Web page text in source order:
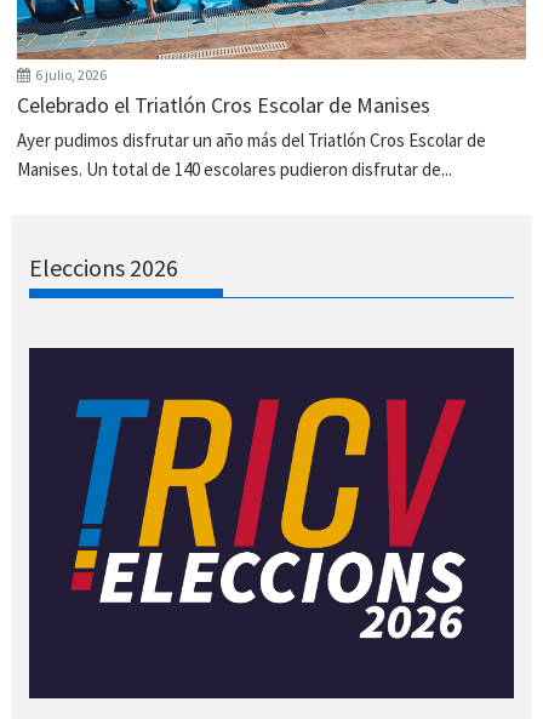
6 julio, 2026
Celebrado el Triatlón Cros Escolar de Manises
Ayer pudimos disfrutar un año más del Triatlón Cros Escolar de
Manises. Un total de 140 escolares pudieron disfrutar de...
Eleccions 2026